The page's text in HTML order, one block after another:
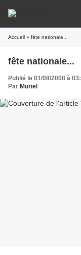
Accueil » fête nationale...
fête nationale...
Publié le 01/08/2008 à
Par Muriel